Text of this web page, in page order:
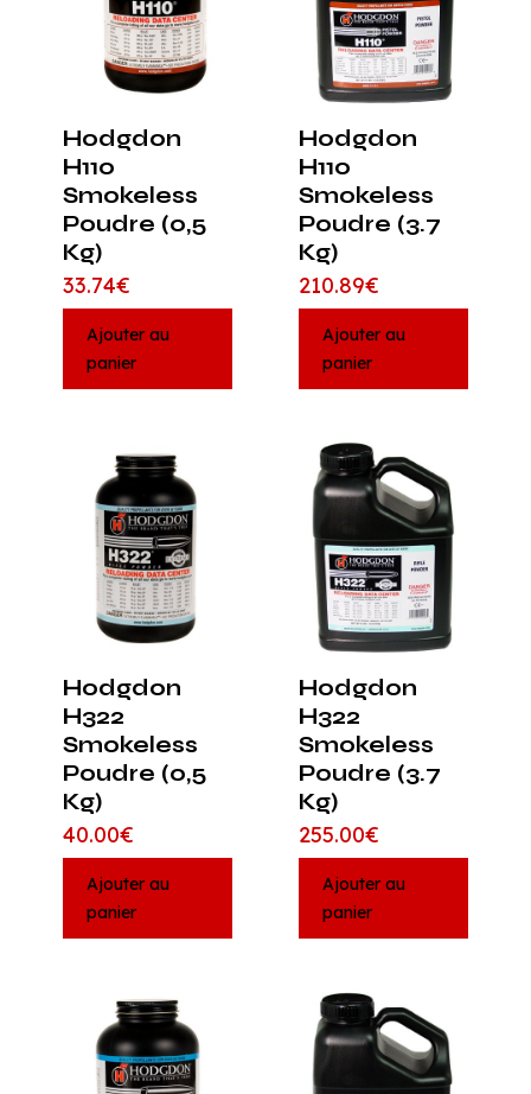
Hodgdon
H110
Smokeless
Poudre (0,5
Kg)
33.74€
Ajouter au
panier
Hodgdon
H110
Smokeless
Poudre (3.7
Kg)
210.89€
Ajouter au
panier
Hodgdon
H322
Smokeless
Poudre (0,5
Kg)
40.00€
Ajouter au
panier
Hodgdon
H322
Smokeless
Poudre (3.7
Kg)
255.00€
Ajouter au
panier